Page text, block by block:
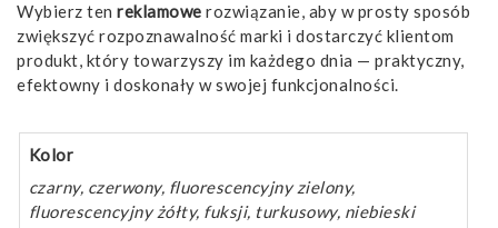
Wybierz ten reklamowe rozwiązanie, aby w prosty sposób
zwiększyć rozpoznawalność marki i dostarczyć klientom
produkt, który towarzyszy im każdego dnia — praktyczny,
efektowny i doskonały w swojej funkcjonalności.
Kolor
czarny, czerwony, fluorescencyjny zielony,
fluorescencyjny żółty, fuksji, turkusowy, niebieski